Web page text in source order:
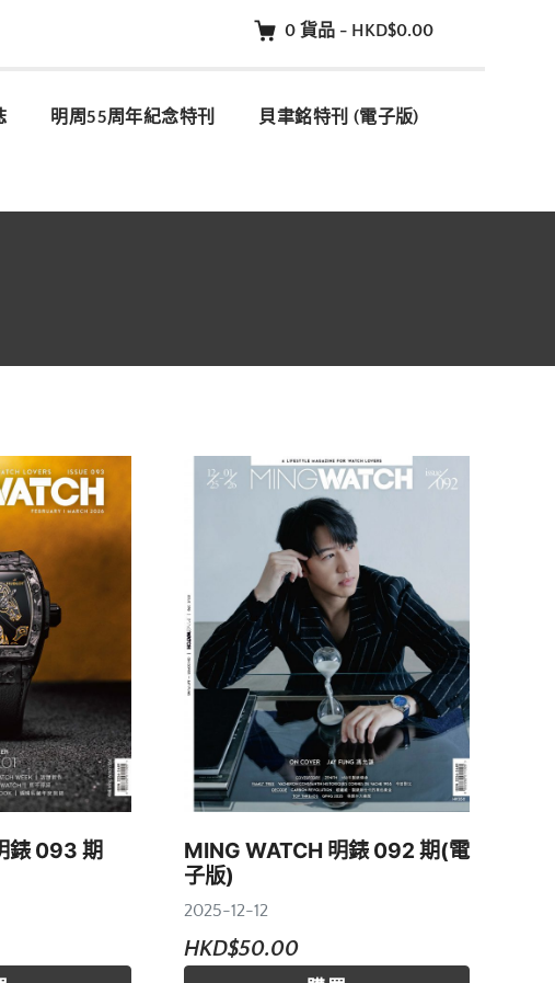
0 貨品 - HKD$0.00
明周55周年紀念特刊 貝聿銘特刊 (電子版)
錶 093 期
MING WATCH 明錶 092 期(電
子版)
2025-12-12
HKD$50.00